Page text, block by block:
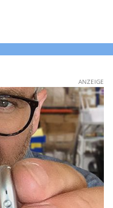
ANZEIGE